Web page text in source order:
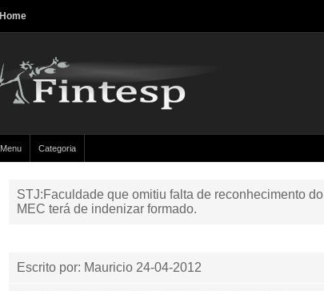
Home
Menu Categoria
STJ:Faculdade que omitiu falta de reconhecimento do
MEC terá de indenizar formado.
Escrito por: Mauricio 24-04-2012